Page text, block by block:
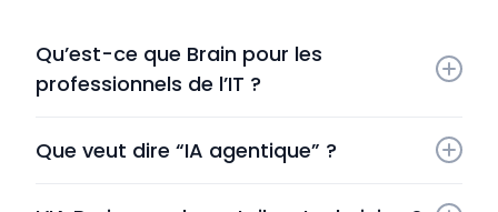
Qu’est-ce que Brain pour les
professionnels de l’IT ?
agentique intégrée à la plateforme RG System Suite.
Que veut dire “IA agentique” ?